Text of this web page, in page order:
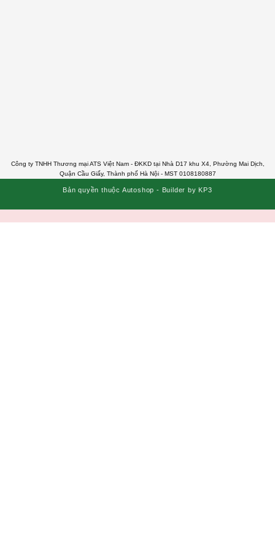
Công ty TNHH Thương mại ATS Việt Nam - ĐKKD tại Nhà D17 khu X4, Phường Mai Dịch,
Quận Cầu Giấy, Thành phố Hà Nội - MST 0108180887
Bản quyền thuộc Autoshop - Builder by KP3